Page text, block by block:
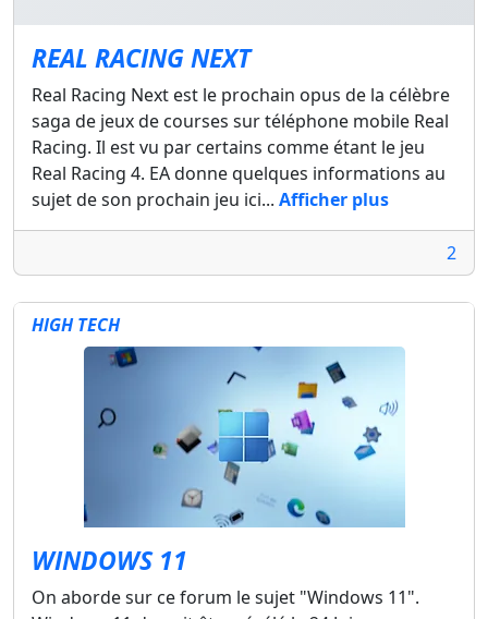
REAL RACING NEXT
Real Racing Next est le prochain opus de la célèbre
saga de jeux de courses sur téléphone mobile Real
Racing. Il est vu par certains comme étant le jeu
Real Racing 4. EA donne quelques informations au
sujet de son prochain jeu ici... Afficher plus
2
HIGH TECH
WINDOWS 11
On aborde sur ce forum le sujet "Windows 11".